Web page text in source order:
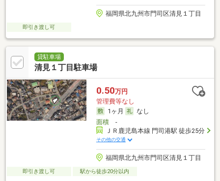
福岡県北九州市門司区清見１丁目
即引き渡し可
貸駐車場
清見１丁目駐車場
0.50万円
管理費等なし
1ヶ月
なし
面積-
ＪＲ鹿児島本線 門司港駅 徒歩25分
その他の交通
福岡県北九州市門司区清見１丁目
即引き渡し可 駅から徒歩20分以内